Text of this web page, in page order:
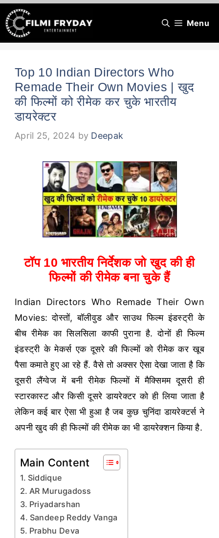
Skip
to
content
Menu
Top 10 Indian Directors Who
Remade Their Own Movies | खुद
की फिल्मों को रीमेक कर चुके भारतीय
डायरेक्टर
April 25, 2024 by Deepak
टॉप 10 भारतीय निर्देशक जो खुद की ही
फिल्मों की रीमेक बना चुके हैं
Indian Directors Who Remade Their Own
Movies: दोस्तों, बॉलीवुड और साउथ फिल्म इंडस्ट्री के
बीच रीमेक का सिलसिला काफी पुराना है. दोनों ही फिल्म
इंडस्ट्री के मेकर्स एक दूसरे की फिल्मों को रीमेक कर खूब
पैसा कमाते हुए आ रहे हैं. वैसे तो अक्सर ऐसा देखा जाता है कि
दूसरी लैंग्वेज में बनी रीमेक फिल्मों में मैक्सिमम दूसरी ही
स्टारकास्ट और किसी दूसरे डायरेक्टर को ही लिया जाता है
लेकिन कई बार ऐसा भी हुआ है जब कुछ चुनिंदा डायरेक्टर्स ने
अपनी खुद की ही फिल्मों की रीमेक का भी डायरेक्शन किया है.
Main Content
Siddique
AR Murugadoss
Priyadarshan
Sandeep Reddy Vanga
Prabhu Deva